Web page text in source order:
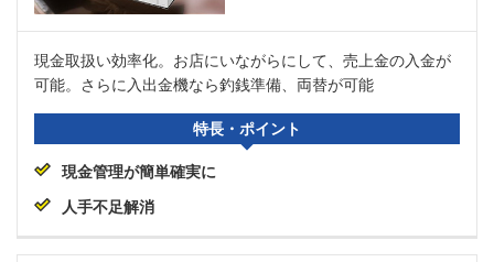
現金取扱い効率化。お店にいながらにして、売上金の入金が
可能。さらに入出金機なら釣銭準備、両替が可能
特長・ポイント
現金管理が簡単確実に
人手不足解消